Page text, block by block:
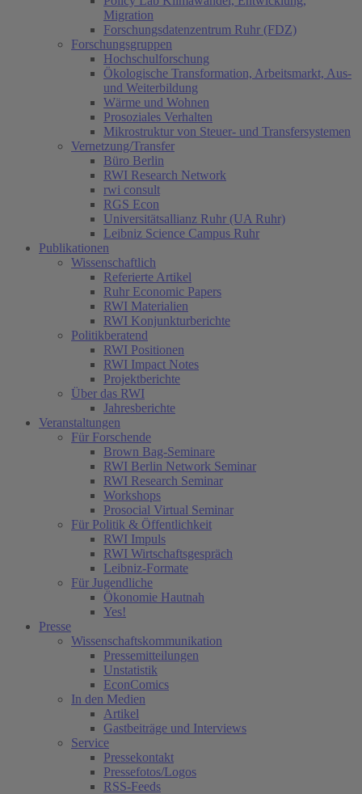
Migration
Forschungsdatenzentrum Ruhr (FDZ)
Forschungsgruppen
Hochschulforschung
Ökologische Transformation, Arbeitsmarkt, Aus-
und Weiterbildung
Wärme und Wohnen
Prosoziales Verhalten
Mikrostruktur von Steuer- und Transfersystemen
Vernetzung/Transfer
Büro Berlin
RWI Research Network
rwi consult
RGS Econ
Universitätsallianz Ruhr (UA Ruhr)
Leibniz Science Campus Ruhr
Publikationen
Wissenschaftlich
Referierte Artikel
Ruhr Economic Papers
RWI Materialien
RWI Konjunkturberichte
Politikberatend
RWI Positionen
RWI Impact Notes
Projektberichte
Über das RWI
Jahresberichte
Veranstaltungen
Für Forschende
Brown Bag-Seminare
RWI Berlin Network Seminar
RWI Research Seminar
Workshops
Prosocial Virtual Seminar
Für Politik & Öffentlichkeit
RWI Impuls
RWI Wirtschaftsgespräch
Leibniz-Formate
Für Jugendliche
Ökonomie Hautnah
Yes!
Presse
Wissenschaftskommunikation
Pressemitteilungen
Unstatistik
EconComics
In den Medien
Artikel
Gastbeiträge und Interviews
Service
Pressekontakt
Pressefotos/Logos
RSS-Feeds